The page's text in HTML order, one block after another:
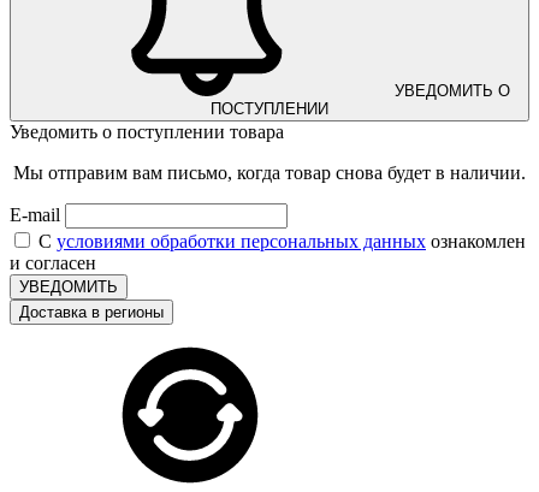
УВЕДОМИТЬ О
ПОСТУПЛЕНИИ
Уведомить о поступлении товара
Мы отправим вам письмо, когда товар снова будет в наличии.
E-mail
С условиями обработки персональных данных ознакомлен
и согласен
УВЕДОМИТЬ
Доставка в регионы